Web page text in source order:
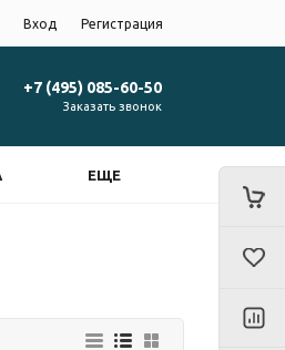
Вход Регистрация
+7 (495) 085-60-50
Заказать звонок
ЕЩЕ